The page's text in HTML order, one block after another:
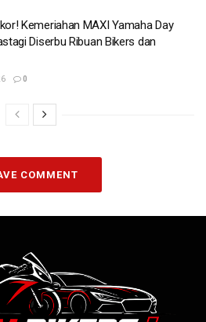
Kemeriahan MAXI Yamaha Day
Diserbu Ribuan Bikers dan
0
COMMENT